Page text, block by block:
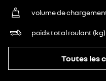
volume de
poids total roulant (kg)
Toutes les